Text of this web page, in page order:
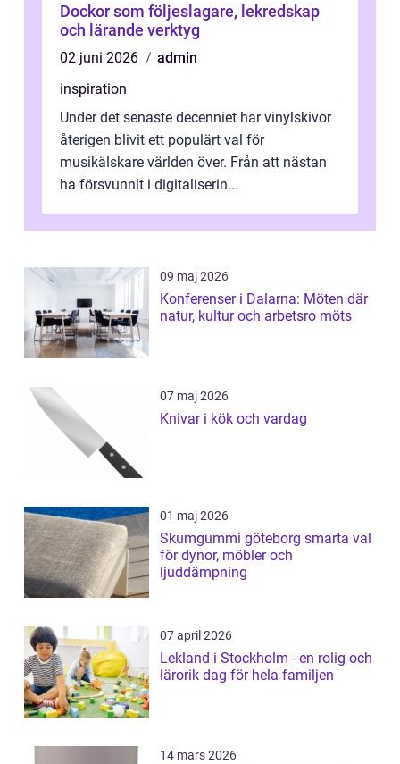
Dockor som följeslagare, lekredskap
och lärande verktyg
02 juni 2026
admin
inspiration
Under det senaste decenniet har vinylskivor
återigen blivit ett populärt val för
musikälskare världen över. Från att nästan
ha försvunnit i digitaliserin...
09 maj 2026
Konferenser i Dalarna: Möten där
natur, kultur och arbetsro möts
07 maj 2026
Knivar i kök och vardag
01 maj 2026
Skumgummi göteborg smarta val
för dynor, möbler och
ljuddämpning
07 april 2026
Lekland i Stockholm - en rolig och
lärorik dag för hela familjen
14 mars 2026